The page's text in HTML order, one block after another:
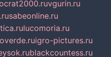
vgurin.ru
sabeonline.ru
lucomoria.ru
igro-pictures.ru
blackcountess.ru